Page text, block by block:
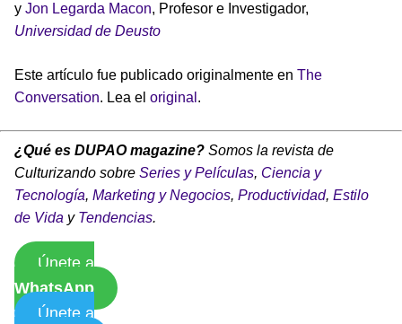
y Jon Legarda Macon, Profesor e Investigador,
Universidad de Deusto
Este artículo fue publicado originalmente en The
Conversation. Lea el original .
¿Qué es DUPAO magazine? Somos la revista de
Culturizando sobre Series y Películas, Ciencia y
Tecnología, Marketing y Negocios, Productividad, Estilo
de Vida y Tendencias.
Únete a
WhatsApp
Únete a